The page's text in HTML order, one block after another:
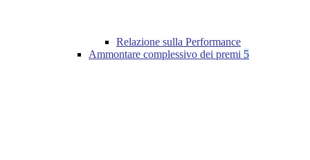
Relazione sulla Performance
Ammontare complessivo dei premi 5